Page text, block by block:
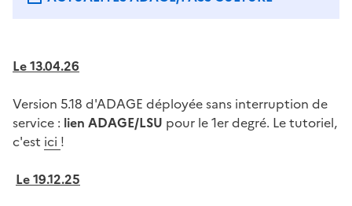
Le 13.04.26
Version 5.18 d'ADAGE déployée sans interruption de
service : lien ADAGE/LSU pour le 1er degré. Le tutoriel,
c'est ici !
Le 19.12.25